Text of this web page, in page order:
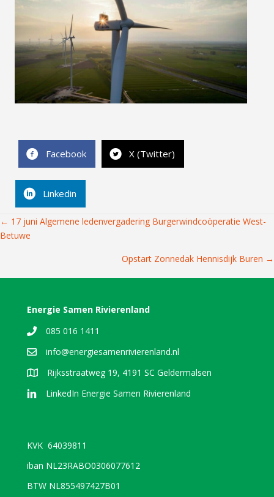
Facebook X (Twitter)
Linkedin
Posts
← 17 juni Algemene ledenvergadering Burgerwindcoöperatie West-
Betuwe
Opstart Zonnedak Hennisdijk Buren →
Energie Samen Rivierenland
085 016 1411
info@energiesamenrivierenland.nl
Rijksstraatweg 19, 4191 SC Geldermalsen
LinkedIn Energie Samen Rivierenland
KVK 64039811
iban NL23RABO0306077612
BTW NL855497427B01